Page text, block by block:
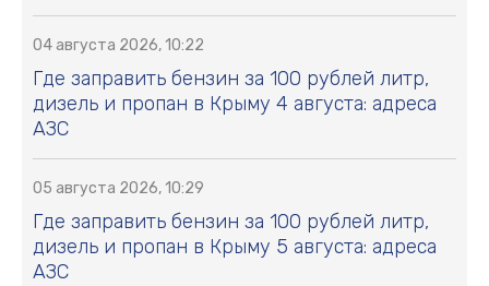
04 августа 2026, 10:22
Где заправить бензин за 100 рублей литр,
дизель и пропан в Крыму 4 августа: адреса
АЗС
05 августа 2026, 10:29
Где заправить бензин за 100 рублей литр,
дизель и пропан в Крыму 5 августа: адреса
АЗС